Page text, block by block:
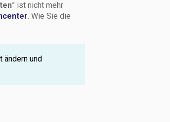
” ist nicht mehr
. Wie Sie die
ändern und